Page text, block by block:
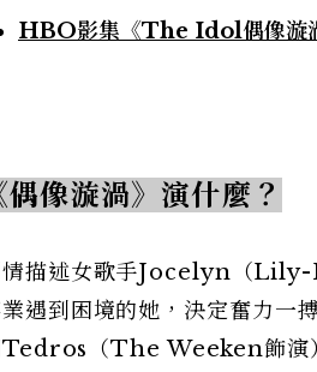
HBO影集《The Idol偶像漩渦
偶像漩渦》演什麼？
描述女歌手Jocelyn（Lily-
遇到困境的她，決定奮力一
Tedros（The Weeken飾演